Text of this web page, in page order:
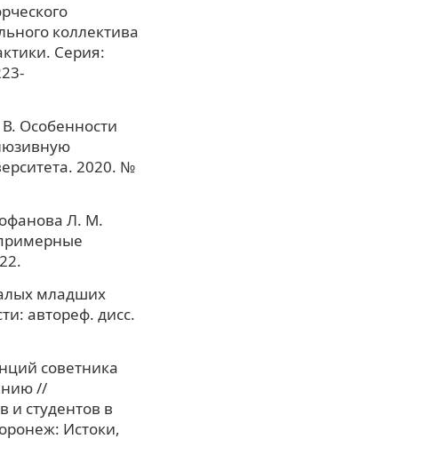
коллектива
Серия:
Особенности
2020. №
Л. М.
младших
автореф. дисс.
советника
//
студентов в
Истоки,